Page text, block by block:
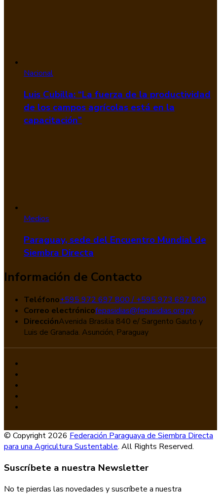
Nacional
Luis Cubilla: “La fuerza de la productividad
de los campos agrícolas está en la
capacitación”
Medios
Paraguay, sede del Encuentro Mundial de
Siembra Directa
Información de Contacto
Teléfono+595 972 697 800 / +595 973 697 800
Correo electrónicofepasidias@fepasidias.org.py
DirecciónAvenida Brasilia 840 e/ Sargento Gauto y
Luis de Granada. Asunción, Paraguay
© Copyright 2026 Federación Paraguaya de Siembra Directa
para una Agricultura Sustentable. All Rights Reserved.
Suscríbete a nuestra Newsletter
No te pierdas las novedades y suscríbete a nuestra